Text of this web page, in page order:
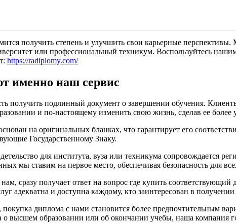
получить степень и улучшить свои карьерные
или профессиональный техникум. Воспользуйтесь
https://radiplomy.com/
именно наш сервис
получить подлинный документ о завершении обучения.
и по-настоящему изменить свою жизнь, сделав ее более
на оригинальных бланках, что гарантирует его
Государственному Знаку.
для института, вуза или техникума сопровождается
мы ставим на первое место, обеспечивая безопасность для
сразу получает ответ на вопрос где купить
адекватна и доступна каждому, кто заинтересован в
диплома с нами становится более предпочтительным
о высшем образовании или об окончании учебы, наша компания